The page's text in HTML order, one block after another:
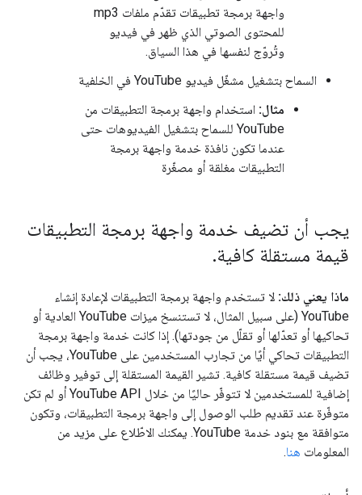
واجهة برمجة تطبيقات تقدّم ملفات mp3
للمحتوى الصوتي الذي ظهر في فيديو
وتُروّج لنفسها في هذا السياق.
السماح بتشغيل مشغّل فيديو YouTube في الخلفية
مثال: استخدام واجهة برمجة التطبيقات من
YouTube للسماح بتشغيل الفيديوهات حتى
عندما تكون نافذة خدمة واجهة برمجة
التطبيقات مغلقة أو مصغّرة
يجب أن تضيف خدمة واجهة برمجة التطبيقات
قيمة مستقلة كافية.
ماذا يعني ذلك: لا تستخدم واجهة برمجة التطبيقات لإعادة إنشاء
YouTube (على سبيل المثال، لا تستنسخ ميزات YouTube العادية أو
تحاكيها أو تعدّلها أو تقلّل من جودتها). إذا كانت خدمة واجهة برمجة
التطبيقات تحاكي أيًا من تجارب المستخدمين على YouTube، يجب أن
تضيف قيمة مستقلة كافية. تشير القيمة المستقلة إلى توفير وظائف
إضافية للمستخدمين لا تتوفّر حاليًا من خلال YouTube API أو لم تكن
متوفّرة عند تقديم طلب الوصول إلى واجهة برمجة التطبيقات، وتكون
متوافقة مع بنود خدمة YouTube. يمكنك الاطّلاع على مزيد من
المعلومات هنا.